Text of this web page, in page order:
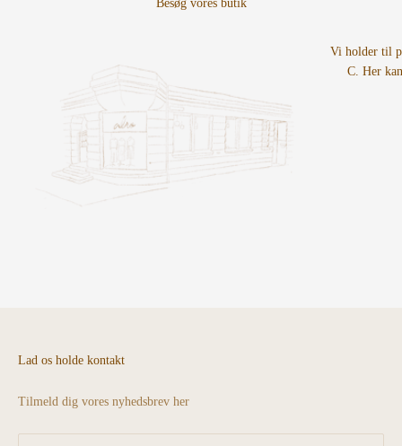
Vi holder til
C. Her
Lad os holde kontakt
Tilmeld dig vores nyhedsbrev her